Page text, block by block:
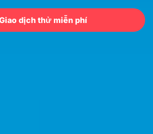
dịch thử miễn phí